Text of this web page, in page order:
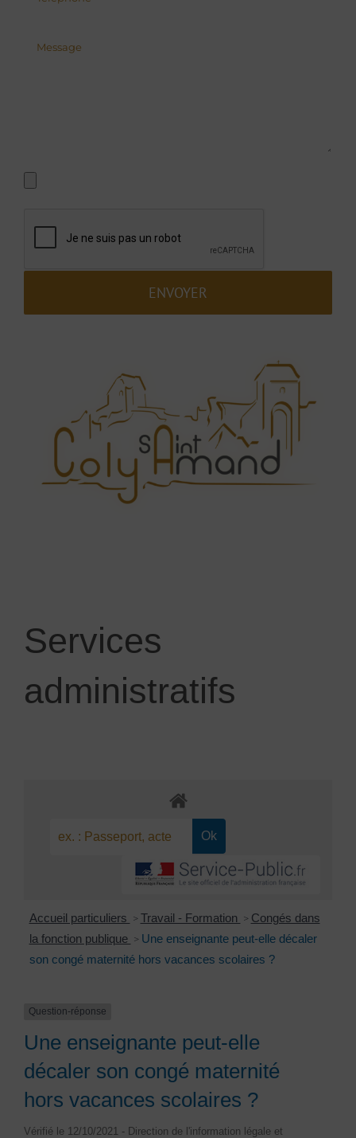
Services
administratifs
Accueil particuliers > Travail - Formation > Congés dans
la fonction publique > Une enseignante peut-elle décaler
son congé maternité hors vacances scolaires ?
Question-réponse
Une enseignante peut-elle
décaler son congé maternité
hors vacances scolaires ?
Vérifié le 12/10/2021 - Direction de l'information légale et